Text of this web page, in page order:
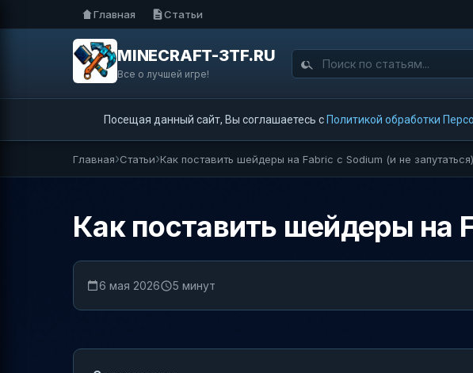
Главная Статьи
MINECRAFT-3TF.RU
Все о лучшей игре!
Посещая данный сайт, Вы соглашаетесь с Политикой обработки
Главная Статьи Как поставить шейдеры на Fabric с Sodium (и не запутаться)
Как поставить шейдеры на
6 мая 2026 5 минут